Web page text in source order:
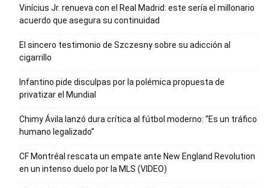
Vinícius Jr. renueva con el Real Madrid: este sería el millonario
acuerdo que asegura su continuidad
El sincero testimonio de Szczesny sobre su adicción al
cigarrillo
Infantino pide disculpas por la polémica propuesta de
privatizar el Mundial
Chimy Ávila lanzó dura crítica al fútbol moderno: “Es un tráfico
humano legalizado”
CF Montréal rescata un empate ante New England Revolution
en un intenso duelo por la MLS (VIDEO)